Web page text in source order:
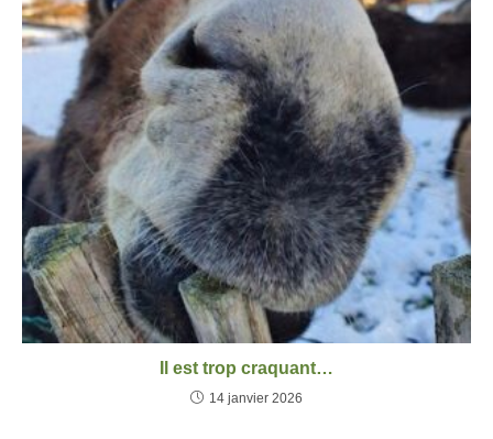
Il est trop craquant…
14 janvier 2026